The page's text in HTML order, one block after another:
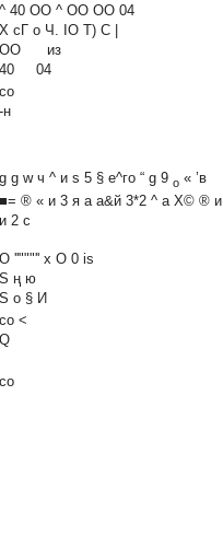
^ 40 ОО ^ ОО ОО 04
X сГ о Ч. IO Т) С |
ОО из
40 04
со
-н
g g w ч ^ и s 5 § е^го “ g 9 о « ’в
■= ® « и 3 я а а&й 3*2 ^ а X© ® и
и 2 с
О ''"""'' х О 0 is
S ң ю
S о § И
со <
Q
со